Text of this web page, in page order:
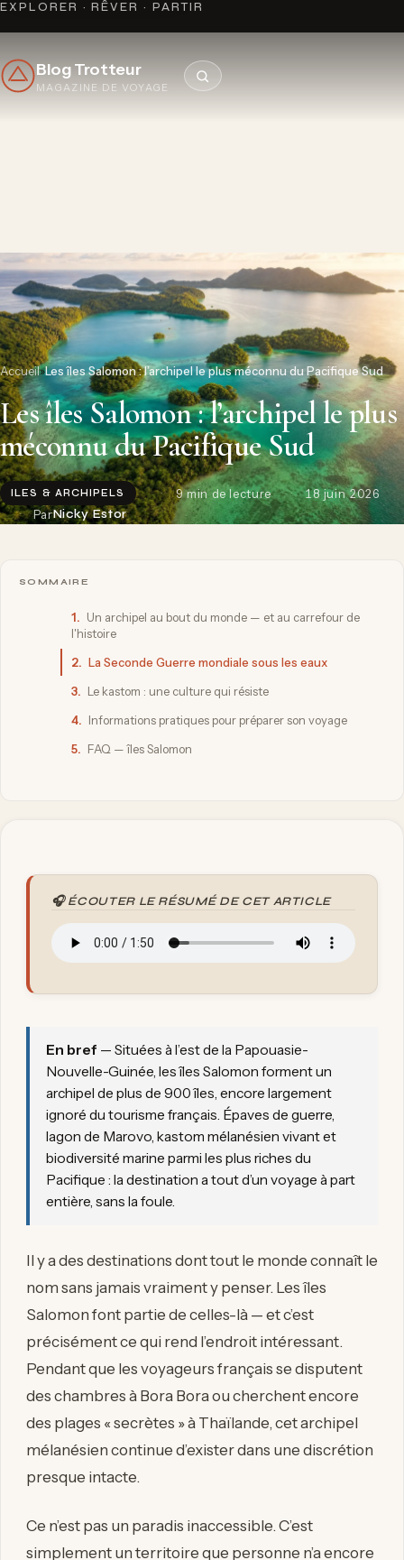
EXPLORER · RÊVER · PARTIR
Blog Trotteur
MAGAZINE DE VOYAGE
Accueil»Les îles Salomon : l’archipel le plus méconnu du Pacifique Sud
Les îles Salomon : l’archipel le plus
méconnu du Pacifique Sud
ILES & ARCHIPELS 9 min de lecture
18 juin 2026
ParNicky Estor
SOMMAIRE
1. Un archipel au bout du monde — et au carrefour de
l'histoire
2. La Seconde Guerre mondiale sous les eaux
3. Le kastom : une culture qui résiste
4. Informations pratiques pour préparer son voyage
5. FAQ — îles Salomon
🎧 ÉCOUTER LE RÉSUMÉ DE CET ARTICLE
En bref — Situées à l’est de la Papouasie-
Nouvelle-Guinée, les îles Salomon forment un
archipel de plus de 900 îles, encore largement
ignoré du tourisme français. Épaves de guerre,
lagon de Marovo, kastom mélanésien vivant et
biodiversité marine parmi les plus riches du
Pacifique : la destination a tout d’un voyage à part
entière, sans la foule.
Il y a des destinations dont tout le monde connaît le
nom sans jamais vraiment y penser. Les îles
Salomon font partie de celles-là — et c’est
précisément ce qui rend l’endroit intéressant.
Pendant que les voyageurs français se disputent
des chambres à Bora Bora ou cherchent encore
des plages « secrètes » à Thaïlande, cet archipel
mélanésien continue d’exister dans une discrétion
presque intacte.
Ce n’est pas un paradis inaccessible. C’est
simplement un territoire que personne n’a encore